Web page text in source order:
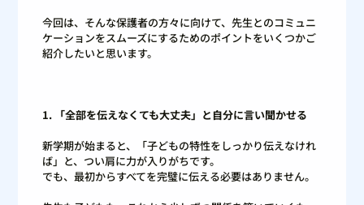
今回は、そんな保護者の方々に向けて、先生とのコミュニ
ケーションをスムーズにするためのポイントをいくつかご
紹介したいと思います。
1. 「全部を伝えなくても大丈夫」と自分に言い聞かせる
新学期が始まると、「子どもの特性をしっかり伝えなけれ
ば」と、つい肩に力が入りがちです。
でも、最初からすべてを完璧に伝える必要はありません。